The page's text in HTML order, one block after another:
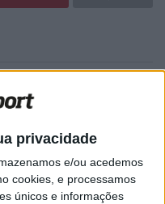
privacidade
e/ou acedemos
cookies, e processamos
únicos e informações
pelo domínio da
prepara adeus após 16
Prémios